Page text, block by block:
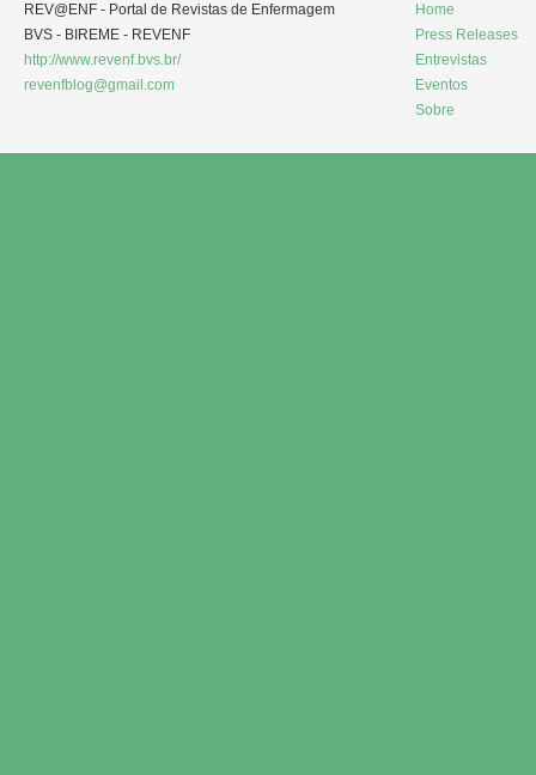
REV@ENF - Portal de Revistas de Enfermagem
BVS - BIREME - REVENF
http://www.revenf.bvs.br/
revenfblog@gmail.com
Home
Press Releases
Entrevistas
Eventos
Sobre